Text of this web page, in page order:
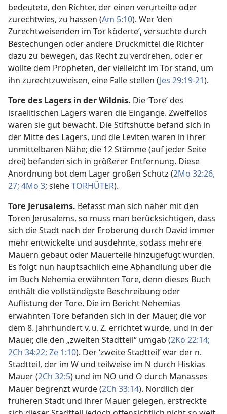
bedeutete, den Richter, der einen verurteilte oder
zurechtwies, zu hassen (Am 5:10). Wer ‘den
Zurechtweisenden im Tor köderte’, versuchte durch
Bestechungen oder andere Druckmittel die Richter
dazu zu bewegen, das Recht zu verdrehen, oder er
wollte dem Propheten, der vielleicht im Tor stand, um
ihn zurechtzuweisen, eine Falle stellen (Jes 29:19-21).
Tore des Lagers in der Wildnis. Die ‘Tore’ des
israelitischen Lagers waren die Eingänge. Zweifellos
waren sie gut bewacht. Die Stiftshütte befand sich in
der Mitte des Lagers, und die Leviten waren in ihrer
unmittelbaren Nähe; die 12 Stämme (auf jeder Seite
drei) befanden sich in größerer Entfernung. Diese
Anordnung bot dem Lager großen Schutz (2Mo 32:26,
27; 4Mo 3; sieheTORHÜTER).
Tore Jerusalems. Befasst man sich näher mit den
Toren Jerusalems, so muss man berücksichtigen, dass
sich die Stadt nach der Eroberung durch David immer
mehr entwickelte und ausdehnte, sodass mehrere
Mauern gebaut oder Mauerteile hinzugefügt wurden.
Es folgt nun hauptsächlich eine Abhandlung über die
im Buch Nehemia erwähnten Tore, denn dieses Buch
enthält die vollständigste Beschreibung oder
Auflistung der Tore. Die im Bericht Nehemias
erwähnten Tore befanden sich in der Mauer, die vor
dem 8. Jahrhundert v. u. Z. errichtet wurde, und in der
Mauer, die den „zweiten Stadtteil“ umgab (2Kö 22:14;
2Ch 34:22; Ze 1:10). Der ‘zweite Stadtteil’ war der n.
Stadtteil, der im W und teilweise im N durch Hiskias
Mauer (2Ch 32:5) und im NO und O durch Manasses
Mauer begrenzt wurde (2Ch 33:14). Nördlich der
früheren Stadt und ihrer Mauer gelegen, erstreckte